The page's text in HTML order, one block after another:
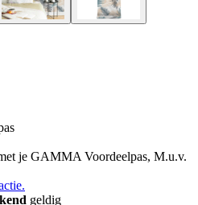
je GAMMA Voordeelpas, M.u.v.
geldig